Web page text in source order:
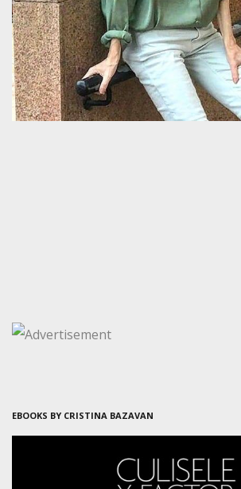
EBOOKS BY CRISTINA BAZAVAN